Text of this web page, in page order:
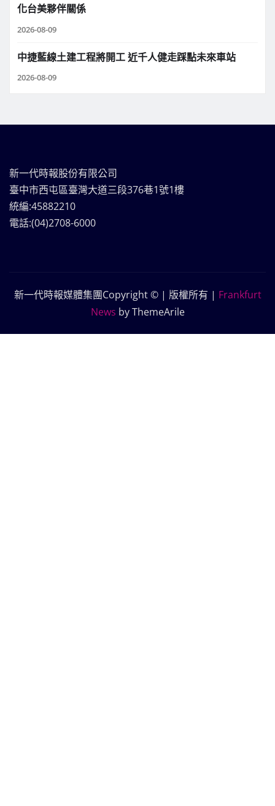
化台美夥伴關係
2026-08-09
中捷藍線土建工程將開工 近千人健走踩點未來車站
2026-08-09
新一代時報股份有限公司
臺中市西屯區臺灣大道三段376巷1號1樓
統編:45882210
電話:(04)2708-6000
新一代時報媒體集團Copyright © | 版權所有 | Frankfurt
News by ThemeArile